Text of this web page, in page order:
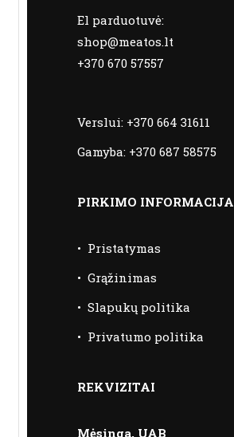
El parduotuvė:
shop@meatos.lt
+370 670 57557
Verslui: +370 664 31611
Gamyba: +370 687 58575
PIRKIMO INFORMACIJA
• Pristatymas
• Grąžinimas
• Slapukų politika
• Privatumo politika
REKVIZITAI
Mėsinga, UAB